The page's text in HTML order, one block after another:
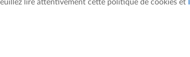
lire attentivement cette politique de cookies et